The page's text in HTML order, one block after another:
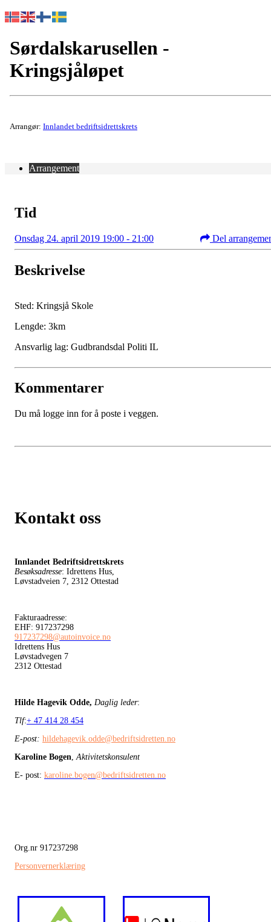
Sørdalskarusellen -
Kringsjåløpet
Arrangør: Innlandet bedriftsidrettskrets
Arrangement
Tid
Onsdag 24. april 2019 19:00 - 21:00 Del
Beskrivelse
Sted: Kringsjå Skole
Lengde: 3km
Ansvarlig lag: Gudbrandsdal Politi IL
Kommentarer
Du må logge inn for å poste i veggen.
Kontakt oss
Innlandet Bedriftsidrettskrets
Besøksadresse: Idrettens Hus,
Løvstadveien 7, 2312 Ottestad
Fakturaadresse:
EHF: 917237298
917237298@autoinvoice.no
Idrettens Hus
Løvstadvegen 7
2312 Ottestad
Hilde Hagevik Odde, Daglig leder:
Tlf:+ 47 414 28 454
E-post: hildehagevik.odde@bedriftsidretten.no
Karoline Bogen Aktivitetskonsulent
E- post: karoline.bogen@bedriftsidretten.no
Org.nr 917237298
Personvernerklæring